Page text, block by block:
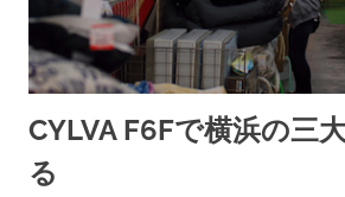
CYLVA F6Fで横浜の三
る